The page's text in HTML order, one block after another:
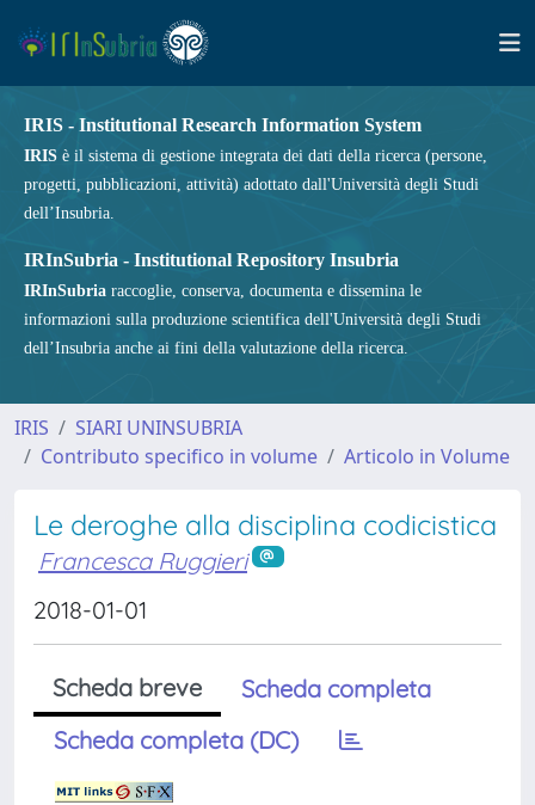
IRIS - Institutional Research Information System
IRIS è il sistema di gestione integrata dei dati della ricerca (persone,
progetti, pubblicazioni, attività) adottato dall'Università degli Studi
dell’Insubria.
IRInSubria - Institutional Repository Insubria
IRInSubria raccoglie, conserva, documenta e dissemina le
informazioni sulla produzione scientifica dell'Università degli Studi
dell’Insubria anche ai fini della valutazione della ricerca.
IRIS
SIARI UNINSUBRIA
Contributo specifico in volume
Articolo in Volume
Le deroghe alla disciplina codicistica
Francesca Ruggieri
2018-01-01
Scheda breve
Scheda completa
Scheda completa (DC)